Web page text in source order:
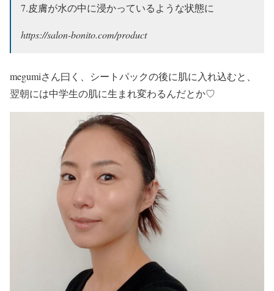
7.皮膚が水の中に浸かっているような状態に
https://salon-bonito.com/product
megumiさん曰く、シートパックの後に肌に入れ込むと、
翌朝には中学生の肌に生まれ変わるんだとか♡